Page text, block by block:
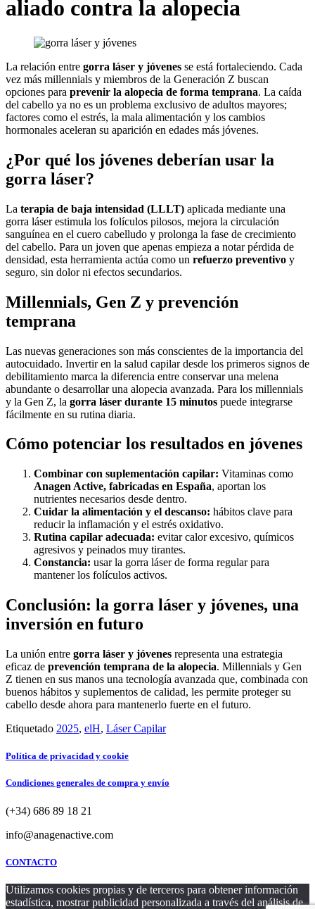
aliado contra la alopecia
La relación entre gorra láser y jóvenes se está fortaleciendo. Cada
vez más millennials y miembros de la Generación Z buscan
opciones para prevenir la alopecia de forma temprana. La caída
del cabello ya no es un problema exclusivo de adultos mayores;
factores como el estrés, la mala alimentación y los cambios
hormonales aceleran su aparición en edades más jóvenes.
¿Por qué los jóvenes deberían usar la
gorra láser?
La terapia de baja intensidad (LLLT) aplicada mediante una
gorra láser estimula los folículos pilosos, mejora la circulación
sanguínea en el cuero cabelludo y prolonga la fase de crecimiento
del cabello. Para un joven que apenas empieza a notar pérdida de
densidad, esta herramienta actúa como un refuerzo preventivo y
seguro, sin dolor ni efectos secundarios.
Millennials, Gen Z y prevención
temprana
Las nuevas generaciones son más conscientes de la importancia del
autocuidado. Invertir en la salud capilar desde los primeros signos de
debilitamiento marca la diferencia entre conservar una melena
abundante o desarrollar una alopecia avanzada. Para los millennials
y la Gen Z, la gorra láser durante 15 minutos puede integrarse
fácilmente en su rutina diaria.
Cómo potenciar los resultados en jóvenes
Combinar con suplementación capilar: Vitaminas como
Anagen Active, fabricadas en España, aportan los
nutrientes necesarios desde dentro.
Cuidar la alimentación y el descanso: hábitos clave para
reducir la inflamación y el estrés oxidativo.
Rutina capilar adecuada: evitar calor excesivo, químicos
agresivos y peinados muy tirantes.
Constancia: usar la gorra láser de forma regular para
mantener los folículos activos.
Conclusión: la gorra láser y jóvenes, una
inversión en futuro
La unión entre gorra láser y jóvenes representa una estrategia
eficaz de prevención temprana de la alopecia. Millennials y Gen
Z tienen en sus manos una tecnología avanzada que, combinada con
buenos hábitos y suplementos de calidad, les permite proteger su
cabello desde ahora para mantenerlo fuerte en el futuro.
Etiquetado 2025, elH, Láser Capilar
Política de privacidad y cookie
Condiciones generales de compra y envío
(+34) 686 89 18 21
info@anagenactive.com
CONTACTO
Utilizamos cookies propias y de terceros para obtener información
estadística, mostrar publicidad personalizada a través del análisis de